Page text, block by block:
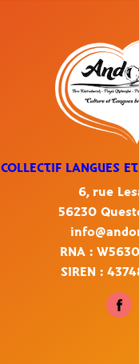
COLLECTIF LANGUES
6, rue
56230
RNA :
SIREN :